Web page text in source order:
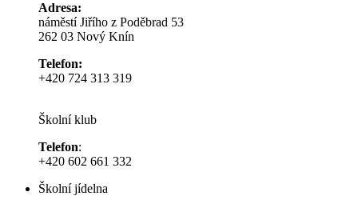
Adresa:
náměstí Jiřího z Poděbrad 53
262 03 Nový Knín
Telefon:
+420 724 313 319
Školní klub
Telefon:
+420 602 661 332
Školní jídelna